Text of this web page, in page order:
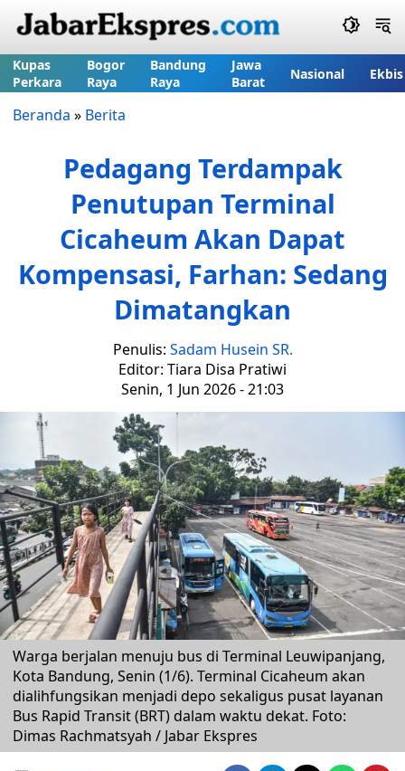
Kupas
Perkara
Bogor
Raya
Bandung
Raya
Jawa
Barat
Nasional Ekbis
Beranda » Berita
Pedagang Terdampak
Penutupan Terminal
Cicaheum Akan Dapat
Kompensasi, Farhan: Sedang
Dimatangkan
Penulis: Sadam Husein SR.
Editor: Tiara Disa Pratiwi
Senin, 1 Jun 2026 - 21:03
Warga berjalan menuju bus di Terminal Leuwipanjang,
Kota Bandung, Senin (1/6). Terminal Cicaheum akan
dialihfungsikan menjadi depo sekaligus pusat layanan
Bus Rapid Transit (BRT) dalam waktu dekat. Foto:
Dimas Rachmatsyah / Jabar Ekspres